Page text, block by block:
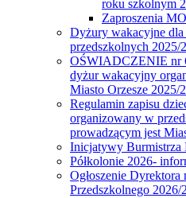
roku szkolnym
Zaproszenia
Dyżury wakacyjne dla
przedszkolnych 2025/
OŚWIADCZENIE nr
dyżur wakacyjny
Miasto Orzesze 2025/
Regulamin zapisu
organizowany w
prowadzącym jest
Inicjatywy Burmistrza
Półkolonie 2026-
Ogłoszenie Dyrektora
Przedszkolnego